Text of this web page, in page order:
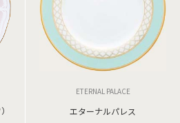
ETERNAL PALACE
エターナルパレス